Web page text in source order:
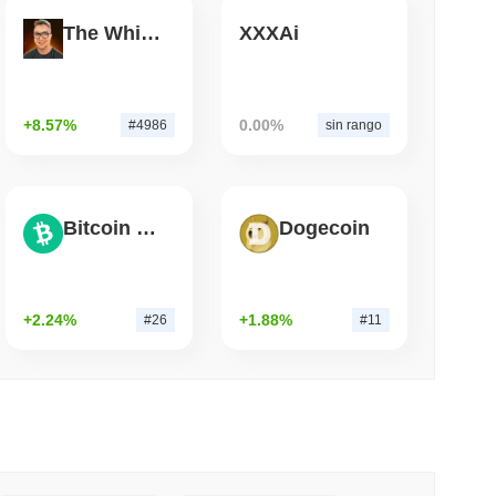
di lettura The White Bull
+8.57% #4986
XXXAi
0.00% sin rango
Bitcoin Cash
+2.24% #26
Dogecoin
+1.88% #11